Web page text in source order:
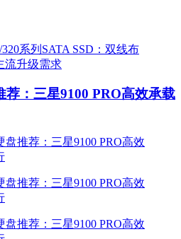
：三星9100 PRO高效承载